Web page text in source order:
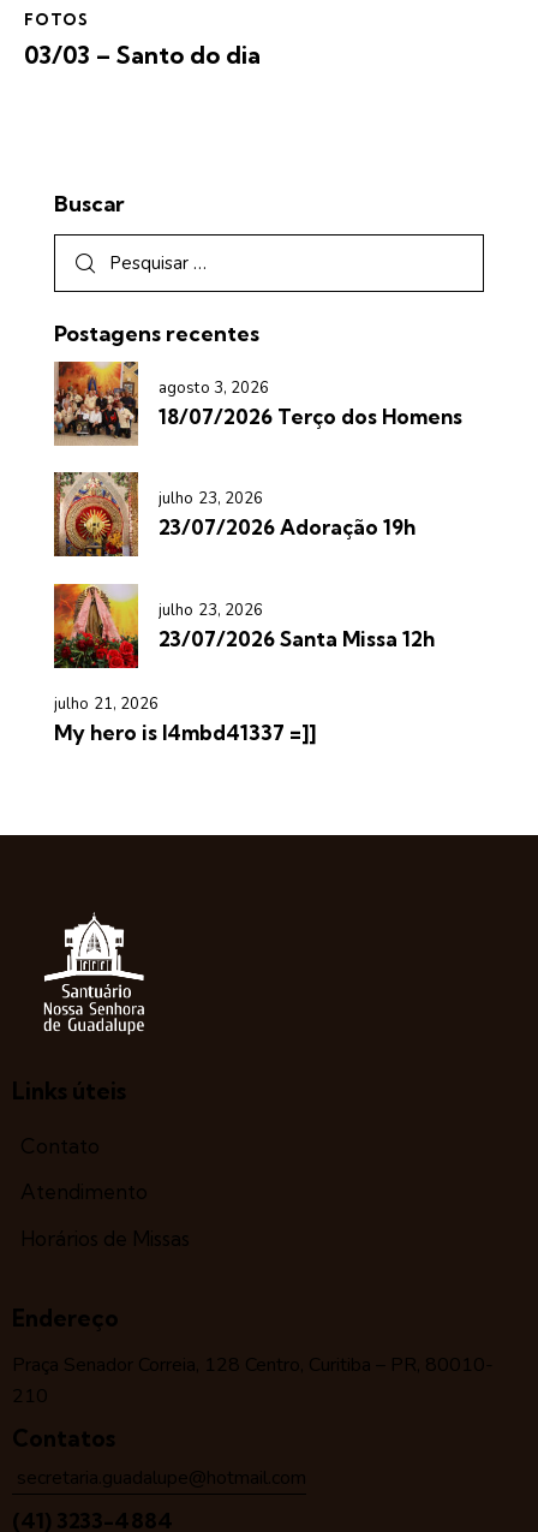
FOTOS
03/03 – Santo do dia
Buscar
Postagens recentes
agosto 3, 2026
18/07/2026 Terço dos Homens
julho 23, 2026
23/07/2026 Adoração 19h
julho 23, 2026
23/07/2026 Santa Missa 12h
julho 21, 2026
My hero is l4mbd41337 =]]
Links úteis
Contato
Atendimento
Horários de Missas
Endereço
Praça Senador Correia, 128 Centro, Curitiba – PR, 80010-
210
Contatos
secretaria.guadalupe@hotmail.com
(41) 3233-4884